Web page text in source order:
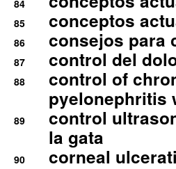
84
85 conceptos
86 consejos para
87 control del
88
control of
pyelonephritis
89
control
la gata
90 corneal